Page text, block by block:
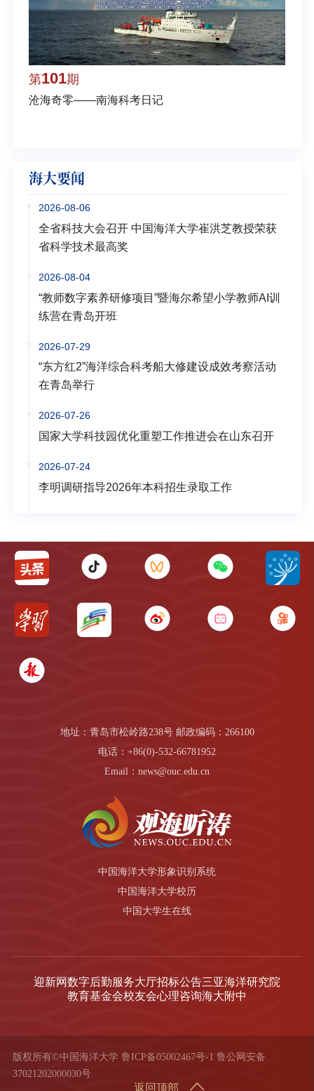
第101期
沧海奇零——南海科考日记
海大要闻
2026-08-06
全省科技大会召开 中国海洋大学崔洪芝教授荣获
省科学技术最高奖
2026-08-04
“教师数字素养研修项目”暨海尔希望小学教师AI训
练营在青岛开班
2026-07-29
“东方红2”海洋综合科考船大修建设成效考察活动
在青岛举行
2026-07-26
国家大学科技园优化重塑工作推进会在山东召开
2026-07-24
李明调研指导2026年本科招生录取工作
地址：青岛市松岭路238号 邮政编码：266100
电话：+86(0)-532-66781952
Email：news@ouc.edu.cn
中国海洋大学形象识别系统
中国海洋大学校历
中国大学生在线
迎新网数字后勤服务大厅招标公告三亚海洋研究院
教育基金会校友会心理咨询海大附中
版权所有©中国海洋大学 鲁ICP备05002467号-1 鲁公网安备
37021202000030号
返回顶部